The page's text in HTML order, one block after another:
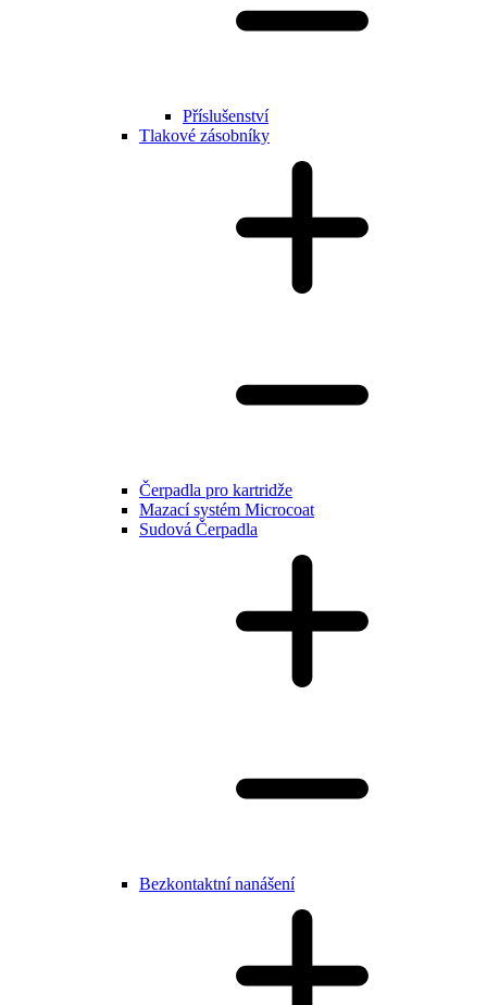
Příslušenství
Tlakové zásobníky
Čerpadla pro kartridže
Mazací systém Microcoat
Sudová Čerpadla
Bezkontaktní nanášení